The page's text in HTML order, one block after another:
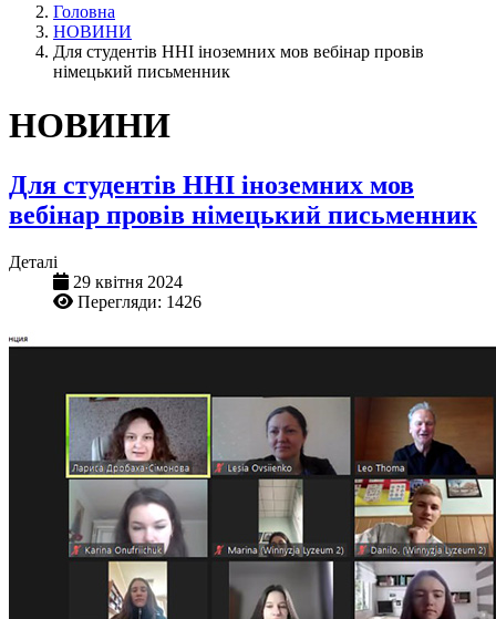
Головна
НОВИНИ
Для студентів ННІ іноземних мов вебінар провів
німецький письменник
НОВИНИ
Для студентів ННІ іноземних мов
вебінар провів німецький письменник
Деталі
29 квітня 2024
Перегляди: 1426